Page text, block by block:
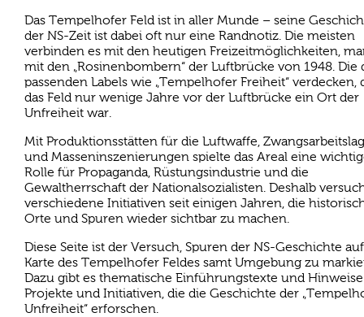
Das Tempelhofer Feld ist in aller Munde – seine
der NS-Zeit ist dabei oft nur eine Randnotiz. Die meisten
verbinden es mit den heutigen Freizeitmöglichkeiten,
mit den „Rosinenbombern“ der Luftbrücke von 1948. Die
passenden Labels wie „Tempelhofer Freiheit“ verdecken,
das Feld nur wenige Jahre vor der Luftbrücke ein Ort der
Unfreiheit war.
Mit Produktionsstätten für die Luftwaffe,
und Masseninszenierungen spielte das Areal eine
Rolle für Propaganda, Rüstungsindustrie und die
Gewaltherrschaft der Nationalsozialisten. Deshalb
verschiedene Initiativen seit einigen Jahren, die
Orte und Spuren wieder sichtbar zu machen.
Diese Seite ist der Versuch, Spuren der NS-Geschichte
Karte des Tempelhofer Feldes samt Umgebung zu
Dazu gibt es thematische Einführungstexte und
Projekte und Initiativen, die die Geschichte der
Unfreiheit“ erforschen.